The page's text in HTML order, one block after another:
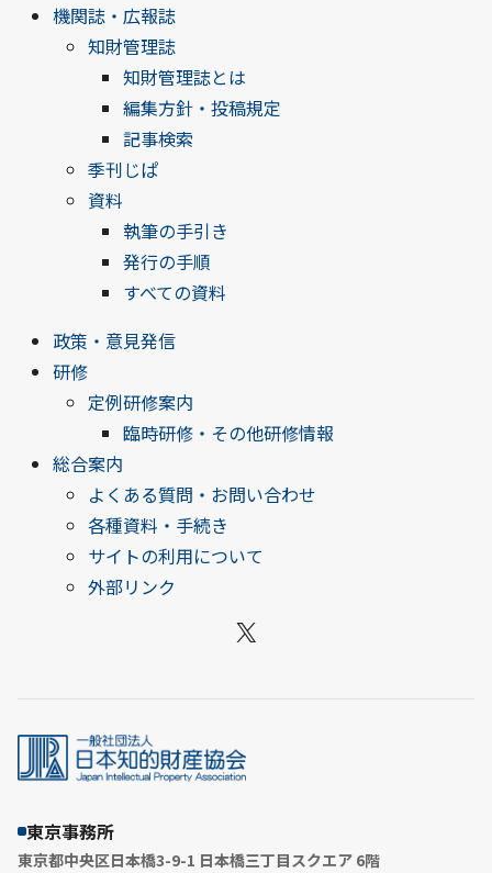
機関誌・広報誌
知財管理誌
知財管理誌とは
編集方針・投稿規定
記事検索
季刊じぱ
資料
執筆の手引き
発行の手順
すべての資料
政策・意見発信
研修
定例研修案内
臨時研修・その他研修情報
総合案内
よくある質問・お問い合わせ
各種資料・手続き
サイトの利用について
外部リンク
X
東京事務所
東京都中央区日本橋3-9-1 日本橋三丁目スクエア 6階